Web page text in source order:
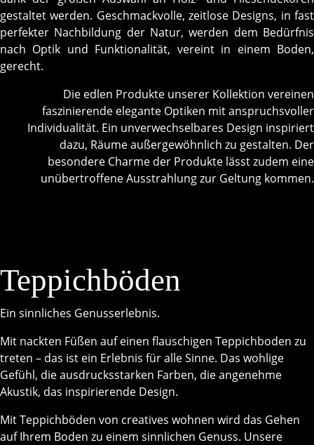
gestaltet werden. Geschmackvolle, zeitlose Designs, in fast
perfekter Nachbildung der Natur, werden dem Bedürfnis
nach Optik und Funktionalität, vereint in einem Boden,
gerecht.
Die edlen Produkte unserer Kollektion vereinen
faszinierende elegante Optiken mit anspruchsvoller
Individualität. Ein unverwechselbares Design inspiriert
dazu, Räume außergewöhnlich zu gestalten. Der
besondere Charme der Produkte lässt zudem eine
unübertroffene Ausstrahlung zur Geltung kommen.
Teppichböden
Ein sinnliches Genusserlebnis.
Mit nackten Füßen auf einen flauschigen Teppichboden zu
treten – das ist ein Erlebnis für alle Sinne. Das wohlige
Gefühl, die ausdrucksstarken Farben, die angenehme
Akustik, das inspirierende Design.
Mit Teppichböden von creatives wohnen wird das Gehen
auf Ihrem Boden zu einem sinnlichen Genuss. Unsere